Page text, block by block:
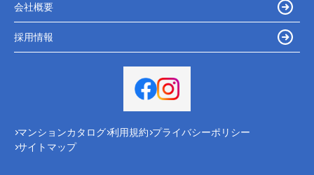
会社概要
採用情報
マンションカタログ 利用規約 プライバシーポリシー
サイトマップ